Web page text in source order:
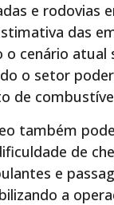
e rodovias
das
o cenário atual
o setor
de
também
de
e
a